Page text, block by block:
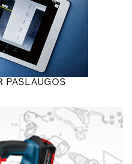
PASLAUGOS